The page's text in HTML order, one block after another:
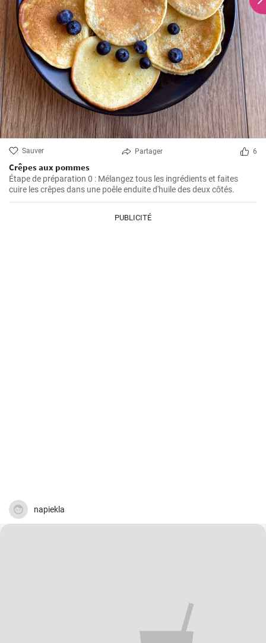
Sauver Partager 6
Crêpes aux pommes
Étape de préparation 0 : Mélangez tous les ingrédients et faites
cuire les crêpes dans une poêle enduite d'huile des deux côtés.
PUBLICITÉ
napiekla